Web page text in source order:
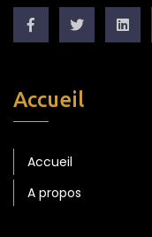
Accueil
Accueil
A propos